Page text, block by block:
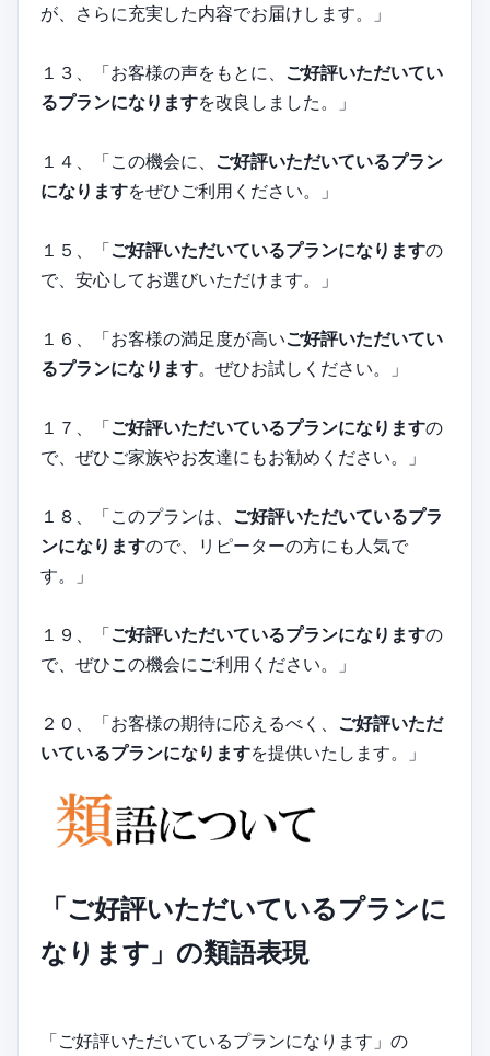
が、さらに充実した内容でお届けします。」
１３、「お客様の声をもとに、 ご好評いただいてい
るプランになりますを改良しました。」
１４、「この機会に、 ご好評いただいているプラン
になりますをぜひご利用ください。」
１５、「ご好評いただいているプランになりますの
で、安心してお選びいただけます。」
１６、「お客様の満足度が高いご好評いただいてい
るプランになります。ぜひお試しください。」
１７、「ご好評いただいているプランになりますの
で、ぜひご家族やお友達にもお勧めください。」
１８、「このプランは、 ご好評いただいているプラ
ンになりますので、リピーターの方にも人気で
す。」
１９、「ご好評いただいているプランになりますの
で、ぜひこの機会にご利用ください。」
２０、「お客様の期待に応えるべく、 ご好評いただ
いているプランになりますを提供いたします。」
「ご好評いただいているプランに
なります」の類語表現
「ご好評いただいているプランになります」の